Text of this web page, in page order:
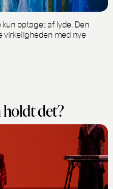
optaget af lyde. Den
virkeligheden med nye
det?